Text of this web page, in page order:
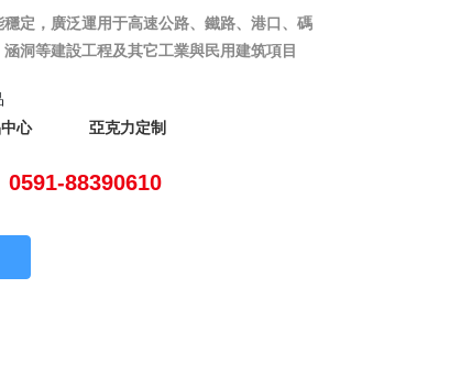
定，廣泛運用于高速公路、鐵路、港口、碼
心 亞克力定制
0591-88390610